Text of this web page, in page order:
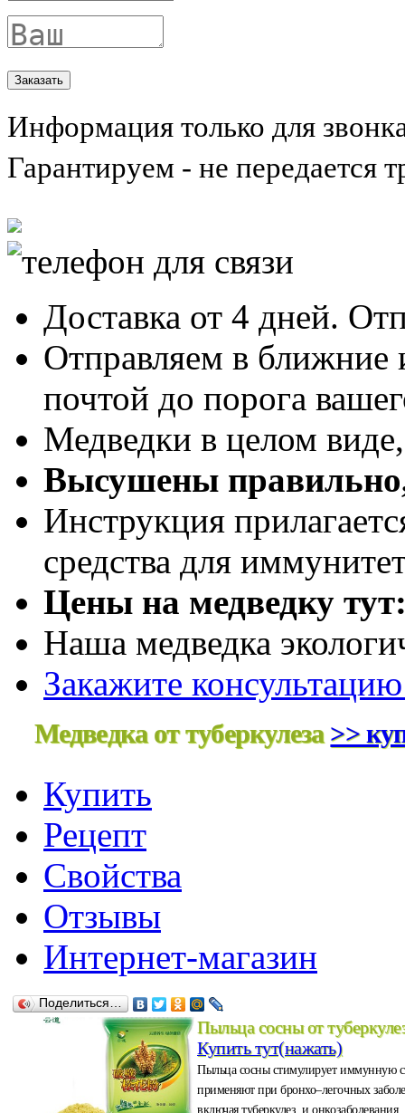
Информация только для
Гарантируем - не передается
Доставка от 4 дней.
Отправляем в ближние
почтой до порога
Медведки в целом
Высушены
Инструкция
средства для
Цены на медведку
Наша медведка
Закажите
Медведка от туберкулеза >>
Купить
Рецепт
Свойства
Отзывы
Интернет-магазин
Поделиться…
Пыльца сосны от
Купить тут(нажать)
Пыльца сосны стимулирует иммунную
применяют при бронхо–легочных
включая туберкулез, и онкозаболевания.